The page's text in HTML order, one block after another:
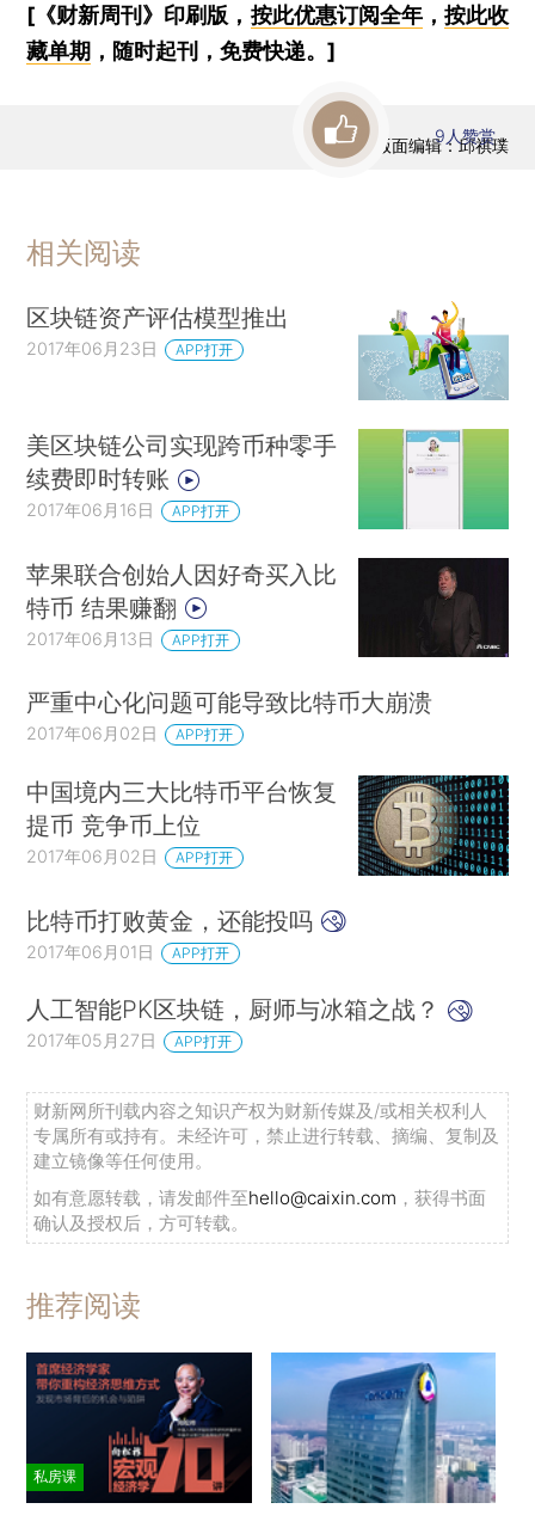
[《财新周刊》印刷版， 按此优惠订阅全年， 按此收
藏单期 ，随时起刊，免费快递。]
版面编辑：邱祺璞
9人赞赏
相关阅读
区块链资产评估模型推出
2017年06月23日 APP打开
美区块链公司实现跨币种零手
续费即时转账
2017年06月16日 APP打开
苹果联合创始人因好奇买入比
特币 结果赚翻
2017年06月13日 APP打开
严重中心化问题可能导致比特币大崩溃
2017年06月02日 APP打开
中国境内三大比特币平台恢复
提币 竞争币上位
2017年06月02日 APP打开
比特币打败黄金，还能投吗
2017年06月01日 APP打开
人工智能PK区块链，厨师与冰箱之战？
2017年05月27日 APP打开
财新网所刊载内容之知识产权为财新传媒及/或相关权利人
专属所有或持有。未经许可，禁止进行转载、摘编、复制及
建立镜像等任何使用。
如有意愿转载，请发邮件至hello@caixin.com ，获得书面
确认及授权后，方可转载。
推荐阅读
私房课